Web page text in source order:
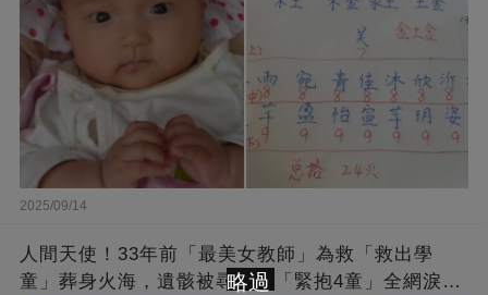
2025/09/14
人間天使！33年前「最美女教師」為救「救出學
童」葬身火海，遺骸被尋獲時「緊抱4童」全網淚
略過